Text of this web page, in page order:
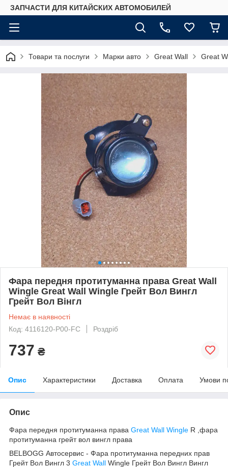
ЗАПЧАСТИ ДЛЯ КИТАЙСКИХ АВТОМОБИЛЕЙ
Товари та послуги Марки авто Great Wall Great
Фара передня протитуманна права Great Wall
Wingle Great Wall Wingle Грейт Вол Вингл
Грейт Вол Вінгл
Немає в наявності
Код: 4116120-P00-FC
Роздріб
737 ₴
Опис Характеристики Доставка Оплата Умови
Опис
Фара передня протитуманна права Great Wall Wingle R ,фара
протитуманна грейт вол вингл права
BELBOGG Автосервис - Фара протитуманна передних прав
Грейт Вол Вингл 3 Great Wall Wingle Грейт Вол Вингл Вингл